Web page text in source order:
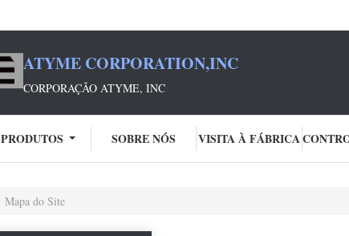
ATYME CORPORATION,INC
CORPORAÇÃO ATYME, INC
PRODUTOS SOBRE NÓS VISITA À FÁBRICA
Mapa do Site